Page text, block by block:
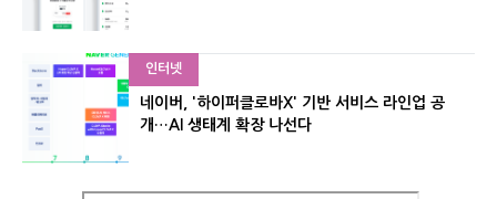
인터넷
네이버, '하이퍼클로바X' 기반 서비스 라인업 공
개…AI 생태계 확장 나선다